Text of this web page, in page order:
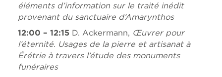
éléments d’information sur le traité inédit
provenant du sanctuaire d’Amarynthos
12:00 – 12:15 D. Ackermann, Œuvrer pour
l’éternité. Usages de la pierre et artisanat à
Érétrie à travers l’étude des monuments
funéraires